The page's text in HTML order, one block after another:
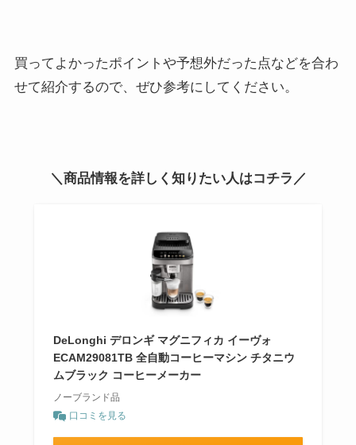
買ってよかったポイントや予想外だった点などを合わ
せて紹介するので、ぜひ参考にしてください。
＼商品情報を詳しく知りたい人はコチラ／
DeLonghi デロンギ マグニフィカ イーヴォ
ECAM29081TB 全自動コーヒーマシン チタニウ
ムブラック コーヒーメーカー
ノーブランド品
口コミを見る